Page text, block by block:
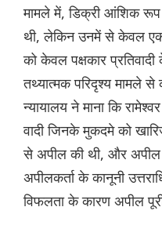
मामले में, डिक्री आंशिक
थी, लेकिन उनमें से केवल
को केवल पक्षकार
तथ्यात्मक परिदृश्य मामले
न्यायालय ने माना कि
वादी जिनके मुकदमे को
से अपील की थी, और अपील
अपीलकर्ता के कानूनी
विफलता के कारण अपील